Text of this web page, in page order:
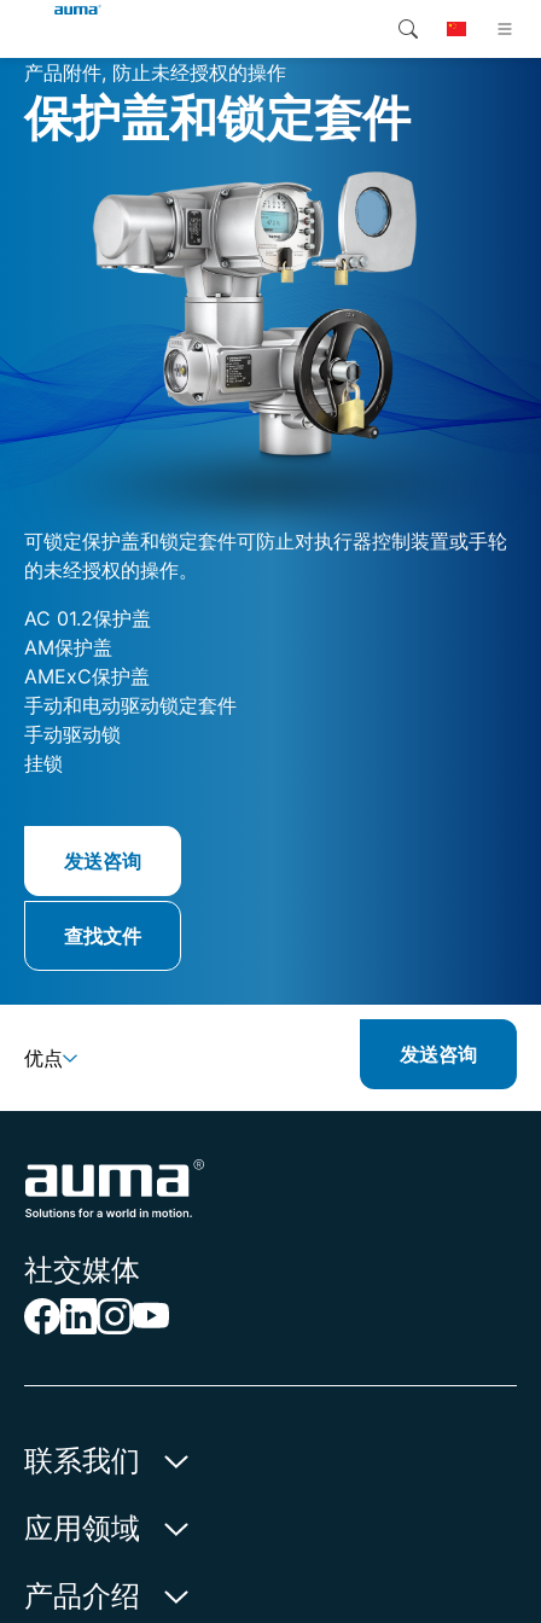
产品介绍
联系我们
Global
亚太地区
搜索
产品附件, 防止未经授权的操作
保护盖和锁定套件
可锁定保护盖和锁定套件可防止对执行器控制装置或手轮
的未经授权的操作。
AC 01.2保护盖
AM保护盖
AMExC保护盖
手动和电动驱动锁定套件
手动驱动锁
挂锁
发送咨询
查找文件
优点 发送咨询
社交媒体
联系我们
欧玛执行器(中国)有限公司
人民北路171号
应用领域
水利
产品介绍